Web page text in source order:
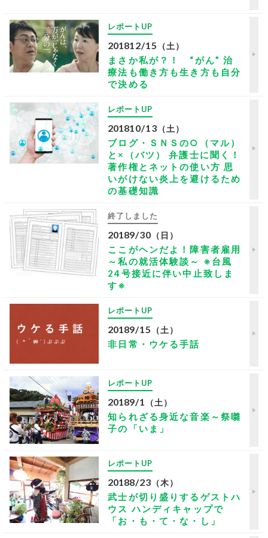
レポートUP
201812/15 （土）
まさか私が？！ “がん” 治
療法も働き方も生き方も自分
で決める
レポートUP
201810/13 （土）
ブログ・ＳＮＳの○（マル）
と×（バツ） 弁護士に聞く！
著作権とネットの使い方 思
いがけない炎上を避けるため
の基礎知識
終了しました
20189/30 （日）
ここがヘンだよ！障害者雇用
～私の就活体験談～ ※台風
24号接近に伴い中止致しま
す※
レポートUP
20189/15 （土）
非日常・ウケる手話
レポートUP
20189/1 （土）
知られざる身近な音楽～祭囃
子の「いま」
レポートUP
20188/23 （木）
武士が切り盛りするゲストハ
ウス ハンディキャップで
「お・も・て・な・し」